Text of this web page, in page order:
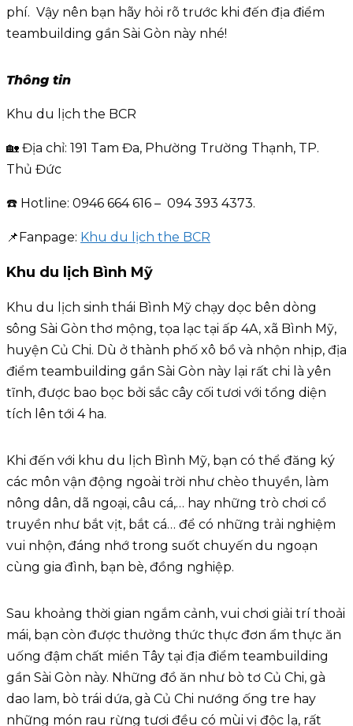
phí. Vậy nên bạn hãy hỏi rõ trước khi đến địa điểm
teambuilding gần Sài Gòn này nhé!
Thông tin
Khu du lịch the BCR
🏡 Địa chỉ: 191 Tam Đa, Phường Trường Thạnh, TP.
Thủ Đức
☎️ Hotline: 0946 664 616 – 094 393 4373.
📌Fanpage: Khu du lịch the BCR
Khu du lịch Bình Mỹ
Khu du lịch sinh thái Bình Mỹ chạy dọc bên dòng
sông Sài Gòn thơ mộng, tọa lạc tại ấp 4A, xã Bình Mỹ,
huyện Củ Chi. Dù ở thành phố xô bồ và nhộn nhịp, địa
điểm teambuilding gần Sài Gòn này lại rất chi là yên
tĩnh, được bao bọc bởi sắc cây cối tươi với tổng diện
tích lên tới 4 ha.
Khi đến với khu du lịch Bình Mỹ, bạn có thể đăng ký
các môn vận động ngoài trời như chèo thuyền, làm
nông dân, dã ngoại, câu cá,… hay những trò chơi cổ
truyền như bắt vịt, bắt cá… để có những trải nghiệm
vui nhộn, đáng nhớ trong suốt chuyến du ngoạn
cùng gia đình, bạn bè, đồng nghiệp.
Sau khoảng thời gian ngắm cảnh, vui chơi giải trí thoải
mái, bạn còn được thưởng thức thực đơn ẩm thực ăn
uống đậm chất miền Tây tại địa điểm teambuilding
gần Sài Gòn này. Những đồ ăn như bò tơ Củ Chi, gà
dao lam, bò trái dứa, gà Củ Chi nướng ống tre hay
những món rau rừng tươi đều có mùi vị độc lạ, rất